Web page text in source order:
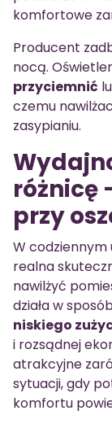
komfortowe
Producent
nocą.
przyciemnić
czemu
zasypianiu.
różnicę
przy
W codziennym
realna
nawilżyć
działa w
niskiego
i rozsądnej
atrakcyjne
sytuacji, gdy
komfortu